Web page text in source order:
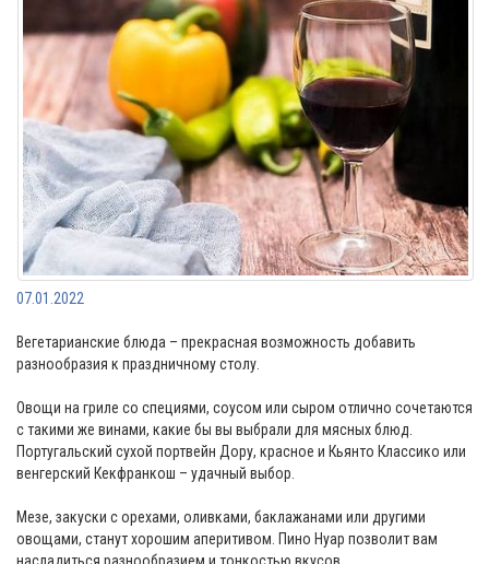
07.01.2022
Вегетарианские блюда – прекрасная возможность добавить
разнообразия к праздничному столу.
Овощи на гриле со специями, соусом или сыром отлично сочетаются
с такими же винами, какие бы вы выбрали для мясных блюд.
Португальский сухой портвейн Дору, красное и Кьянто Классико или
венгерский Кекфранкош – удачный выбор.
Мезе, закуски с орехами, оливками, баклажанами или другими
овощами, станут хорошим аперитивом. Пино Нуар позволит вам